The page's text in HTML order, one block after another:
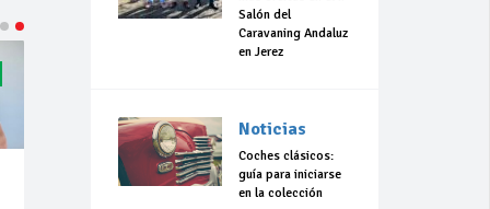
Salón del
Caravaning Andaluz
en Jerez
Noticias
Coches clásicos:
guía para iniciarse
en la colección